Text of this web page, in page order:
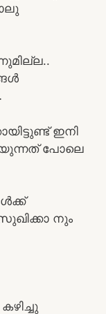
ഇനി
പോലെ
നും